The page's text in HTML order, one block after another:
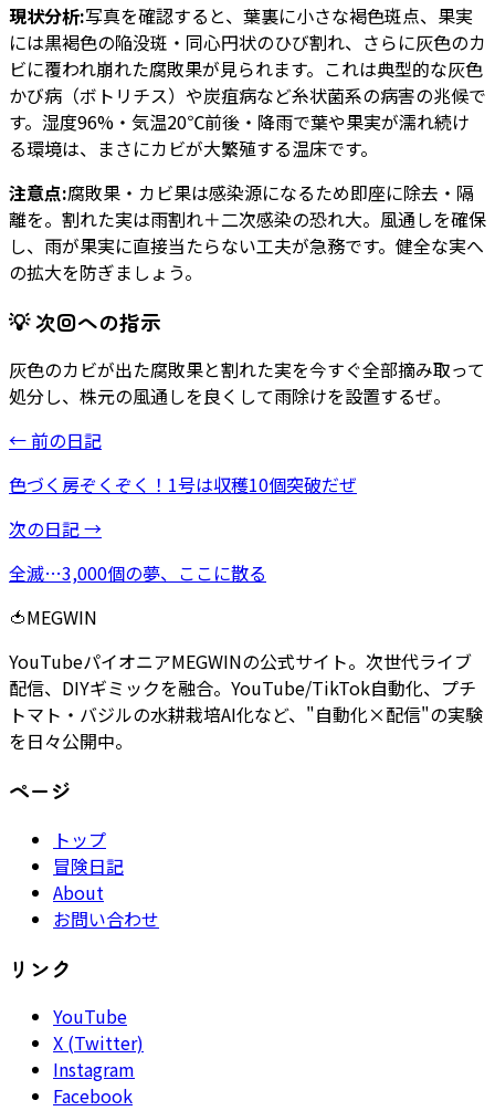
現状分析:写真を確認すると、葉裏に小さな褐色斑点、果実
には黒褐色の陥没斑・同心円状のひび割れ、さらに灰色のカ
ビに覆われ崩れた腐敗果が見られます。これは典型的な灰色
かび病（ボトリチス）や炭疽病など糸状菌系の病害の兆候で
す。湿度96%・気温20℃前後・降雨で葉や果実が濡れ続け
る環境は、まさにカビが大繁殖する温床です。
注意点:腐敗果・カビ果は感染源になるため即座に除去・隔
離を。割れた実は雨割れ＋二次感染の恐れ大。風通しを確保
し、雨が果実に直接当たらない工夫が急務です。健全な実へ
の拡大を防ぎましょう。
💡 次回への指示
灰色のカビが出た腐敗果と割れた実を今すぐ全部摘み取って
処分し、株元の風通しを良くして雨除けを設置するぜ。
← 前の日記
色づく房ぞくぞく！1号は収穫10個突破だぜ
次の日記 →
全滅…3,000個の夢、ここに散る
🍅MEGWIN
YouTubeパイオニアMEGWINの公式サイト。次世代ライブ
配信、DIYギミックを融合。YouTube/TikTok自動化、プチ
トマト・バジルの水耕栽培AI化など、"自動化×配信"の実験
を日々公開中。
ページ
トップ
冒険日記
About
お問い合わせ
リンク
YouTube
X (Twitter)
Instagram
Facebook